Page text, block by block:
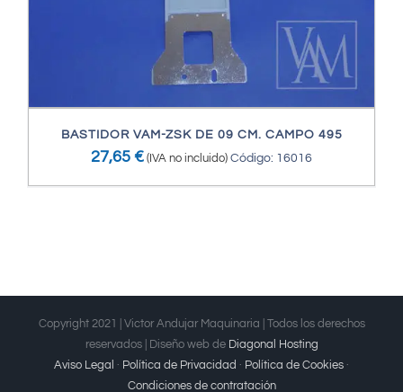
BASTIDOR VAM-ZSK DE 09 CM. CAMPO 495
27,65 € (IVA no incluido) Código: 16016
Copyright 2021 | Victor Andujar Maquinaria | Todos los derechos
reservados | Diseño web de Diagonal Hosting
Aviso Legal · Política de Privacidad · Política de Cookies ·
Condiciones de contratación